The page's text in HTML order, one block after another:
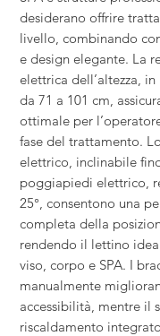
desiderano offrire
livello, combinando
e design elegante. La
elettrica dell’altezza,
da 71 a 101 cm,
ottimale per
fase del trattamento.
elettrico, inclinabile
poggiapiedi elettrico,
25°, consentono una
completa della
rendendo il lettino
viso, corpo e SPA. I
manualmente
accessibilità, mentre il
riscaldamento